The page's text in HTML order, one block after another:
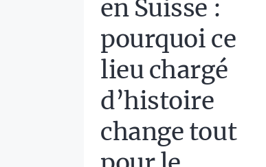
en Suisse :
pourquoi ce
lieu chargé
d’histoire
change tout